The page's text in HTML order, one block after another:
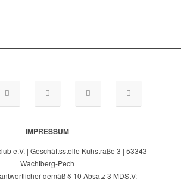
IMPRESSUM
e.V. | Geschäftsstelle Kuhstraße 3 | 53343
Wachtberg-Pech
gemäß § 10 Absatz 3 MDStV: